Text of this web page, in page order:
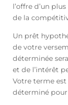
l’offre d’un
de la
Un prêt
de votre
déterminée
et de l’intérêt
Votre terme est
déterminé pour